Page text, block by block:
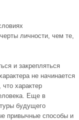
личности, чем те,
и закрепляться
не начинается
что характер
Еще в
будущего
привычные способы и